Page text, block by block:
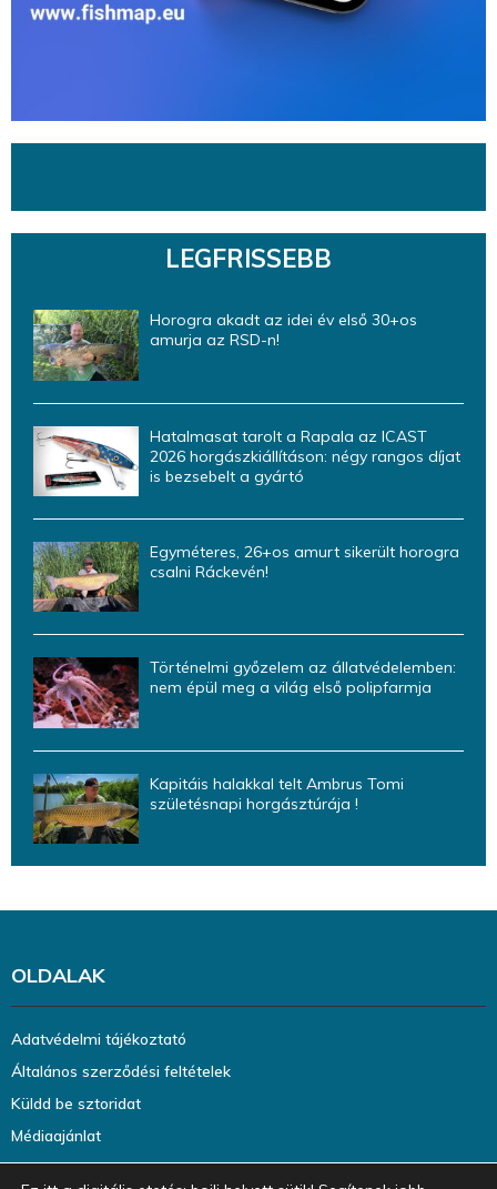
LEGFRISSEBB
Horogra akadt az idei év első 30+os
amurja az RSD-n!
Hatalmasat tarolt a Rapala az ICAST
2026 horgászkiállításon: négy rangos díjat
is bezsebelt a gyártó
Egyméteres, 26+os amurt sikerült horogra
csalni Ráckevén!
Történelmi győzelem az állatvédelemben:
nem épül meg a világ első polipfarmja
Kapitáis halakkal telt Ambrus Tomi
születésnapi horgásztúrája !
OLDALAK
Adatvédelmi tájékoztató
Általános szerződési feltételek
Küldd be sztoridat
Médiaajánlat